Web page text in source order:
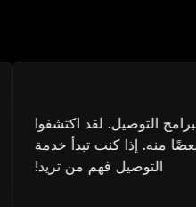
التوصيل. لقد اكتشفوا
إذا كنت تبدأ خدمة
التوصيل فهم من تريد!